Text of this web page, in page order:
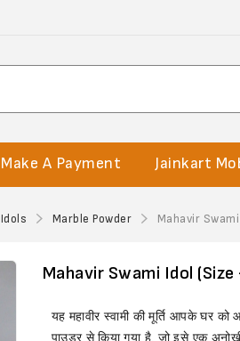
Make A Payment Jainkart
Idols Marble Powder Mahavir
Mahavir Swami Idol (Size
यह महावीर स्वामी की मूर्ति आपके घर को
पाउडर से किया गया है, जो इसे एक